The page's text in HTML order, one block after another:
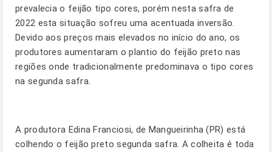
prevalecia o feijão tipo cores, porém nesta safra de
2022 esta situação sofreu uma acentuada inversão.
Devido aos preços mais elevados no início do ano, os
produtores aumentaram o plantio do feijão preto nas
regiões onde tradicionalmente predominava o tipo cores
na segunda safra.
A produtora Edina Franciosi, de Mangueirinha (PR) está
colhendo o feijão preto segunda safra. A colheita é toda